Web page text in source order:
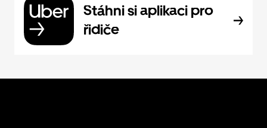
Stáhni si aplikaci pro
řidiče